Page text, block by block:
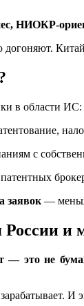
НИОКР-
Китай
в области ИС:
с
заявок —
и
— это не
И